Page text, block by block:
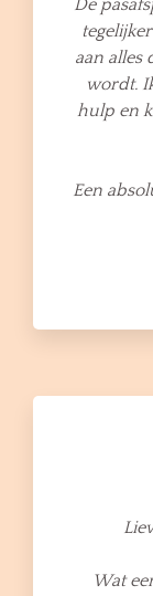
De
aan alles
wordt.
hulp en
Een
Wat